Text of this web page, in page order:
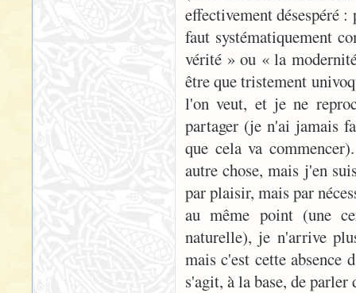
effectivement désespéré
faut systématiquement
vérité » ou « la
être que tristement
l'on veut, et je ne
partager (je n'ai jamais
que cela va
autre chose, mais j'en
par plaisir, mais par
au même point (une
naturelle), je n'arrive
mais c'est cette absence
s'agit, à la base, de parler